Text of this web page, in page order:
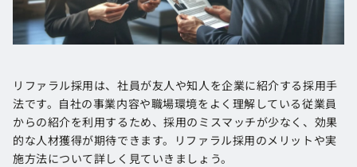
リファラル採用は、社員が友人や知人を企業に紹介する採用手
法です。自社の事業内容や職場環境をよく理解している従業員
からの紹介を利用するため、採用のミスマッチが少なく、効果
的な人材獲得が期待できます。リファラル採用のメリットや実
施方法について詳しく見ていきましょう。